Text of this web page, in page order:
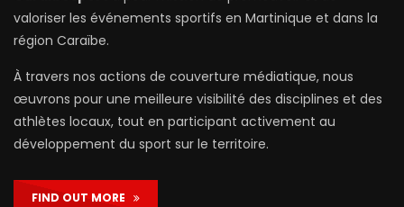
valoriser les événements sportifs en Martinique et dans la
région Caraïbe.
À travers nos actions de couverture médiatique, nous
œuvrons pour une meilleure visibilité des disciplines et des
athlètes locaux, tout en participant activement au
développement du sport sur le territoire.
FIND OUT MORE